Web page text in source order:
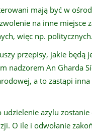
mają być w
na inne
więc np. politycznych.
przepisy, jakie będą
nadzorem An Gharda
a to zastąpi
azylu
O ile i odwołanie